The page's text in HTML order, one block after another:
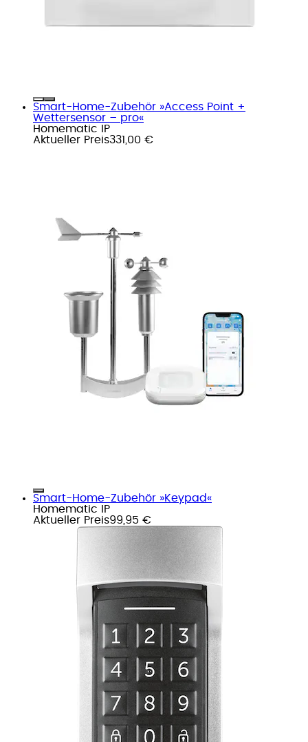
Smart-Home-Zubehör »Access Point +
Wettersensor – pro«
Homematic IP
Aktueller Preis331,00 €
Smart-Home-Zubehör »Keypad«
Homematic IP
Aktueller Preis99,95 €